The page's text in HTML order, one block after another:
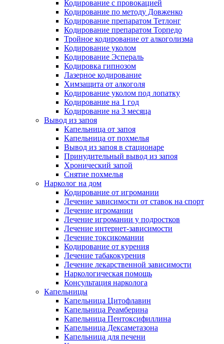
Кодирование с провокацией
Кодирование по методу Довженко
Кодирование препаратом Тетлонг
Кодирование препаратом Торпедо
Тройное кодирование от алкоголизма
Кодирование уколом
Кодирование Эспераль
Кодировка гипнозом
Лазерное кодирование
Химзащита от алкоголя
Кодирование уколом под лопатку
Кодирование на 1 год
Кодирование на 3 месяца
Вывод из запоя
Капельница от запоя
Капельница от похмелья
Вывод из запоя в стационаре
Принудительный вывод из запоя
Хронический запой
Снятие похмелья
Нарколог на дом
Кодирование от игромании
Лечение зависимости от ставок на спорт
Лечение игромании
Лечение игромании у подростков
Лечение интернет-зависимости
Лечение токсикомании
Кодирование от курения
Лечение табакокурения
Лечение лекарственной зависимости
Наркологическая помощь
Консультация нарколога
Капельницы
Капельница Цитофлавин
Капельница Реамберина
Капельница Пентоксифиллина
Капельница Дексаметазона
Капельница для печени